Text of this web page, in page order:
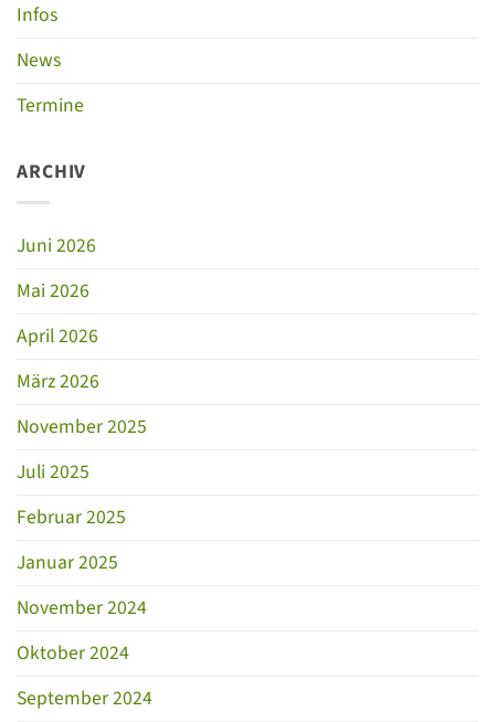
Infos
News
Termine
ARCHIV
Juni 2026
Mai 2026
April 2026
März 2026
November 2025
Juli 2025
Februar 2025
Januar 2025
November 2024
Oktober 2024
September 2024